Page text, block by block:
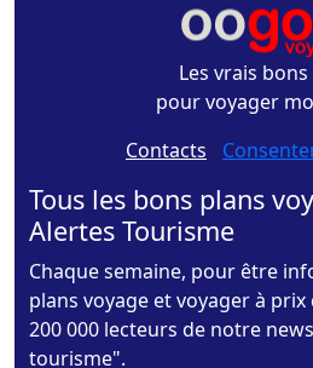
Les vrais
pour voyager
Contacts -
Tous les bons plans
Alertes Tourisme
Chaque semaine, pour être
plans voyage et voyager à prix
200 000 lecteurs de notre
tourisme".